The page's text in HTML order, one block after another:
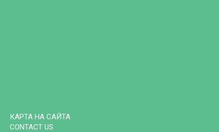
КАРТА НА САЙТА
CONTACT US